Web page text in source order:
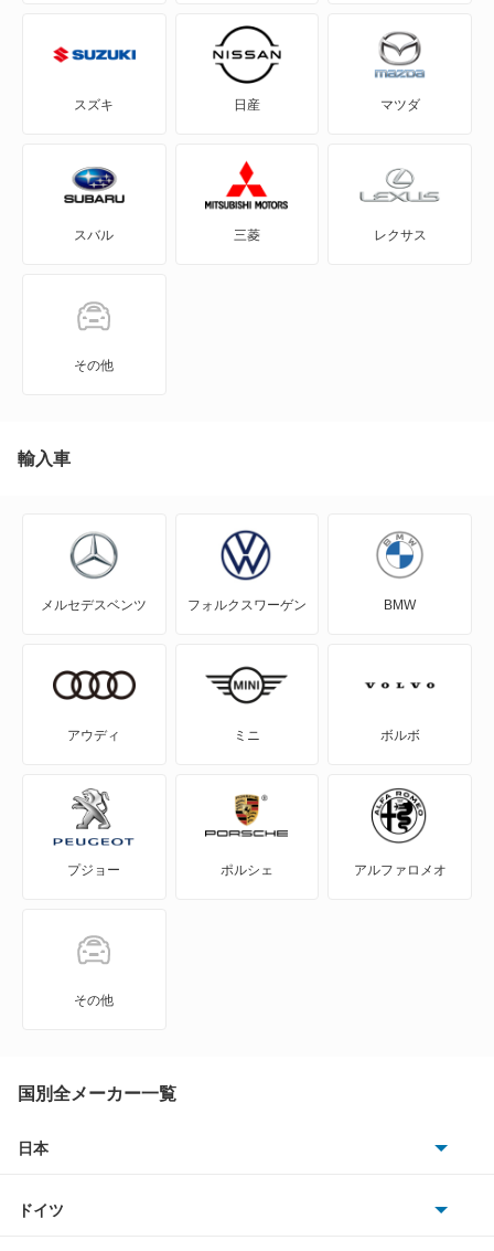
アルテオンシューティングブレーク
イー・ゴルフ
カラベル
クロスポロ
ゴルフ GTE
ゴルフ オールトラック
ゴルフトゥーラン
ゴルフプラス
ゴルフワゴン
シャラン
シロッコ
スズキ 日産 マツダ
スバル 三菱 レクサス
その他
輸入車
メルセデスベンツ フォルクスワーゲン BMW
アウディ ミニ ボルボ
プジョー ポルシェ アルファロメオ
その他
国別全メーカー一覧
日本
ドイツ